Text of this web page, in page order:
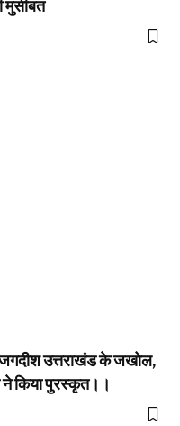
मुसीबत
जगदीश उत्तराखंड के जखोल,
ने किया पुरस्कृत।।